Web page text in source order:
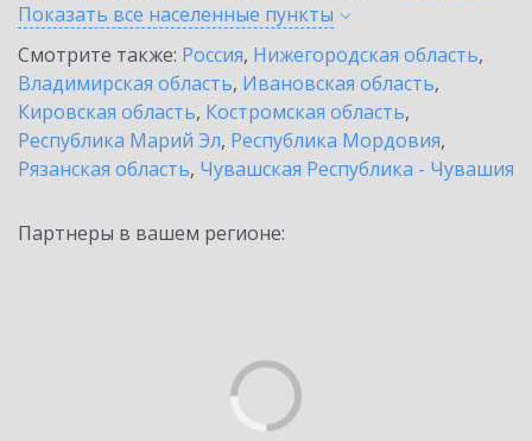
Показать все населенные пункты
Смотрите также: Россия, Нижегородская область,
Владимирская область, Ивановская область,
Кировская область, Костромская область,
Республика Марий Эл, Республика Мордовия,
Рязанская область, Чувашская Республика - Чувашия
Партнеры в вашем регионе: